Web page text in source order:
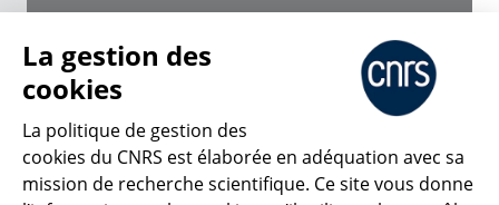
CNRS Le Mag
La gestion des
cookies
La politique de gestion des
cookies du CNRS est élaborée en adéquation avec sa
mission de recherche scientifique. Ce site vous donne